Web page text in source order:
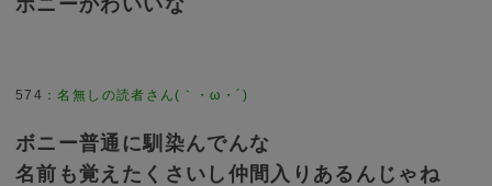
ボニーかわいいな
574 ：名無しの読者さん(｀・ω・´)
ボニー普通に馴染んでんな
名前も覚えたくさいし仲間入りあるんじゃね